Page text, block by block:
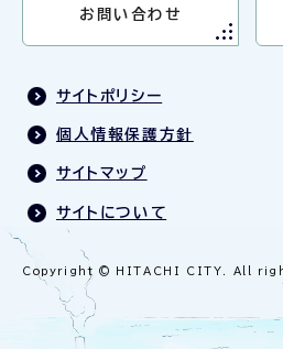
お問い合わせ
サイトポリシー
個人情報保護方針
サイトマップ
サイトについて
Copyright © HITACHI CITY. All